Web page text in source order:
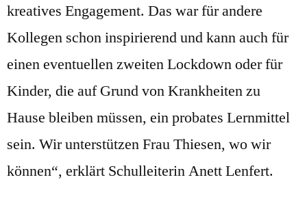
kreatives Engagement. Das war für andere
Kollegen schon inspirierend und kann auch für
einen eventuellen zweiten Lockdown oder für
Kinder, die auf Grund von Krankheiten zu
Hause bleiben müssen, ein probates Lernmittel
sein. Wir unterstützen Frau Thiesen, wo wir
können“, erklärt Schulleiterin Anett Lenfert.